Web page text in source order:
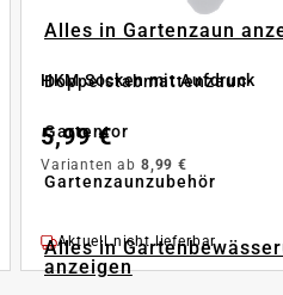
Alles in Gartenzaun
Doppelstabmattenzaun
Gartentor
Gartenzaunzubehör
Alles in
anzeigen
HKM Socken mit Aufdruck
5,99 €
Varianten ab 8,99 €
Aktuell nicht lieferbar